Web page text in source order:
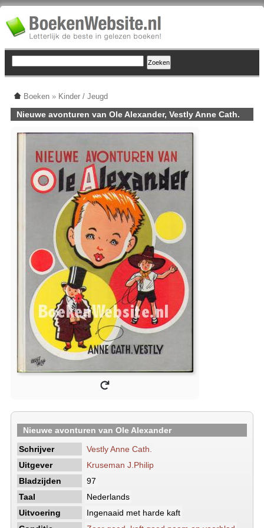
Boeken » Kinder / Jeugd
Nieuwe avonturen van Ole Alexander, Vestly Anne Cath.
Nieuwe avonturen van Ole Alexander
Schrijver
Vestly Anne Cath.
Uitgever
Kruseman J.Philip
Bladzijden
97
Taal
Nederlands
Uitvoering
Ingenaaid met harde kaft